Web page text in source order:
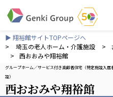
介護・福祉
社会福祉法人元気村
▶ 翔裕館サイトTOPページへ
>
埼玉の老人ホーム・介護施設 >
>
西おおみや翔裕館
グループホーム
サービス付き高齢者住宅（特定施設入居
設）
西おおみや翔裕館